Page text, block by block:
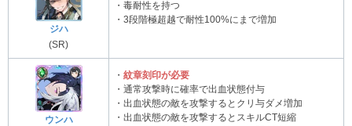
ジハ
(SR)
・毒耐性を持つ
・3段階極超越で耐性100%にまで増加
ウンハ
・ 紋章刻印が必要
・通常攻撃時に確率で出血状態付与
・出血状態の敵を攻撃するとクリ与ダメ増加
・出血状態の敵を攻撃するとスキルCT短縮